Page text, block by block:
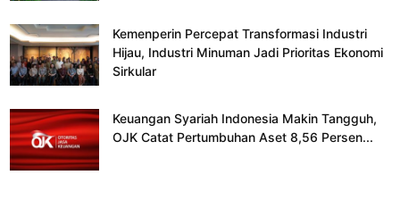
Kemenperin Percepat Transformasi Industri
Hijau, Industri Minuman Jadi Prioritas Ekonomi
Sirkular
Keuangan Syariah Indonesia Makin Tangguh,
OJK Catat Pertumbuhan Aset 8,56 Persen...